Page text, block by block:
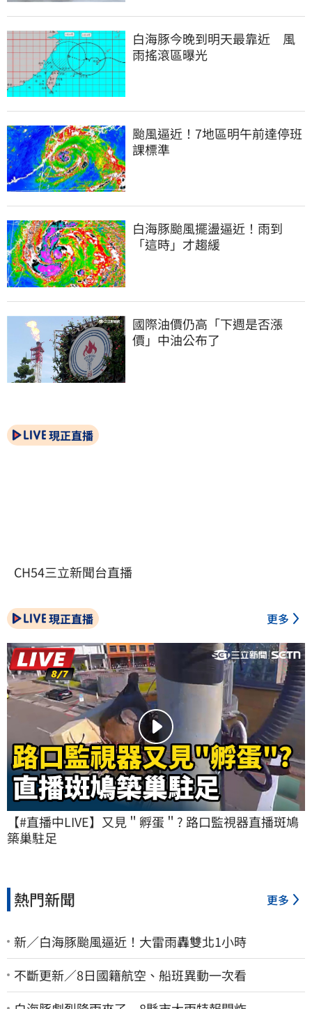
白海豚今晚到明天最靠近　風
雨搖滾區曝光
颱風逼近！7地區明午前達停班
課標準
白海豚颱風擺盪逼近！雨到
「這時」才趨緩
國際油價仍高「下週是否漲
價」中油公布了
現正直播
CH54三立新聞台直播
現正直播 更多
【#直播中LIVE】又見＂孵蛋＂? 路口監視器直播斑鳩
築巢駐足
熱門新聞 更多
新／白海豚颱風逼近！大雷雨轟雙北1小時
不斷更新／8日國籍航空、船班異動一次看